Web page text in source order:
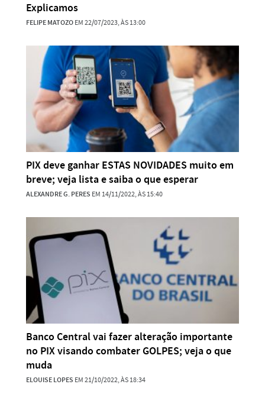
Explicamos
FELIPE MATOZOEM 22/07/2023, ÀS 13:00
PIX deve ganhar ESTAS NOVIDADES muito em
breve; veja lista e saiba o que esperar
ALEXANDRE G. PERES EM 14/11/2022, ÀS 15:40
Banco Central vai fazer alteração importante
no PIX visando combater GOLPES; veja o que
muda
ELOUISE LOPES EM 21/10/2022, ÀS 18:34